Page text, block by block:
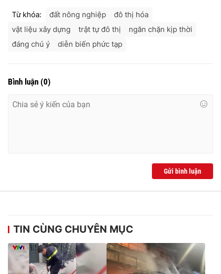
Từ khóa: đất nông nghiệp
đô thị hóa
vật liệu xây dựng
trật tự đô thị
ngăn chặn kịp thời
đáng chú ý
diễn biến phức tạp
Bình luận (0)
Gửi bình luận
TIN CÙNG CHUYÊN MỤC